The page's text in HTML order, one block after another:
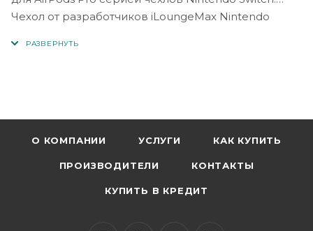
Чехол от разработчиков iLoungeMax Nintendo
О КОМПАНИИ УСЛУГИ КАК КУПИТЬ
ПРОИЗВОДИТЕЛИ КОНТАКТЫ
КУПИТЬ В КРЕДИТ